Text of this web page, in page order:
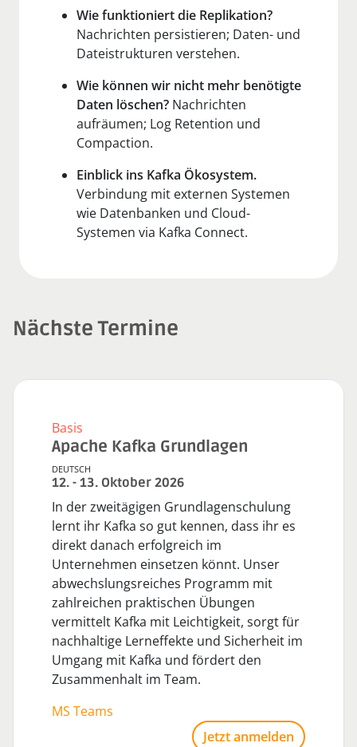
Wie funktioniert die Replikation?
Nachrichten persistieren; Daten- und
Dateistrukturen verstehen.
Wie können wir nicht mehr benötigte
Daten löschen? Nachrichten
aufräumen; Log Retention und
Compaction.
Einblick ins Kafka Ökosystem.
Verbindung mit externen Systemen
wie Datenbanken und Cloud-
Systemen via Kafka Connect.
Nächste Termine
Basis
Apache Kafka Grundlagen
DEUTSCH
12. - 13. Oktober 2026
In der zweitägigen Grundlagenschulung
lernt ihr Kafka so gut kennen, dass ihr es
direkt danach erfolgreich im
Unternehmen einsetzen könnt. Unser
abwechslungsreiches Programm mit
zahlreichen praktischen Übungen
vermittelt Kafka mit Leichtigkeit, sorgt für
nachhaltige Lerneffekte und Sicherheit im
Umgang mit Kafka und fördert den
Zusammenhalt im Team.
MS Teams
Jetzt anmelden